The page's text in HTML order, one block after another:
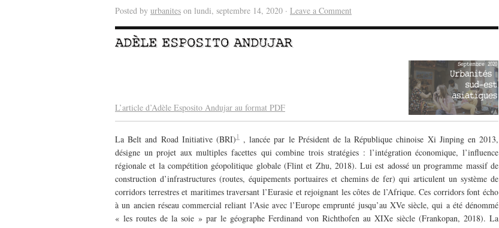
Posted by urbanites on lundi, septembre 14, 2020 · Leave a Comment
ADÈLE ESPOSITO ANDUJAR
L’article d’Adèle Esposito Andujar au format PDF
La Belt and Road Initiative (BRI) 1 , lancée par le Président de la République chinoise Xi Jinping en 2013,
désigne un projet aux multiples facettes qui combine trois stratégies : l’intégration économique, l’influence
régionale et la compétition géopolitique globale (Flint et Zhu, 2018). Lui est adossé un programme massif de
construction d’infrastructures (routes, équipements portuaires et chemins de fer) qui articulent un système de
corridors terrestres et maritimes traversant l’Eurasie et rejoignant les côtes de l’Afrique. Ces corridors font écho
à un ancien réseau commercial reliant l’Asie avec l’Europe emprunté jusqu’au XVe siècle, qui a été dénommé
« les routes de la soie » par le géographe Ferdinand von Richthofen au XIXe siècle (Frankopan, 2018). La